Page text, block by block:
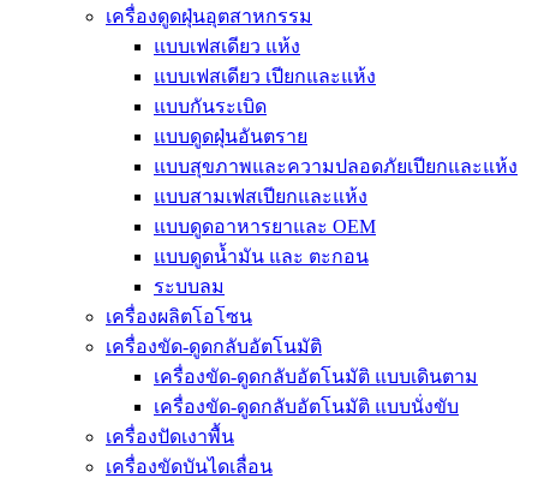
เครื่องดูดฝุ่นอุตสาหกรรม
แบบเฟสเดียว แห้ง
แบบเฟสเดียว เปียกและแห้ง
แบบกันระเบิด
แบบดูดฝุ่นอันตราย
แบบสุขภาพและความปลอดภัยเปียกและแห้ง
แบบสามเฟสเปียกและแห้ง
แบบดูดอาหารยาและ OEM
แบบดูดน้ำมัน และ ตะกอน
ระบบลม
เครื่องผลิตโอโซน
เครื่องขัด-ดูดกลับอัตโนมัติ
เครื่องขัด-ดูดกลับอัตโนมัติ แบบเดินตาม
เครื่องขัด-ดูดกลับอัตโนมัติ แบบนั่งขับ
เครื่องปัดเงาพื้น
เครื่องขัดบันไดเลื่อน